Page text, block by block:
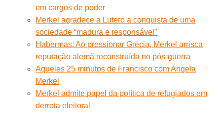
em cargos de poder
Merkel agradece a Lutero a conquista de uma
sociedade “madura e responsável”
Habermas: Ao pressionar Grécia, Merkel arrisca
reputação alemã reconstruída no pós-guerra
Aqueles 25 minutos de Francisco com Angela
Merkel
Merkel admite papel da política de refugiados em
derrota eleitoral